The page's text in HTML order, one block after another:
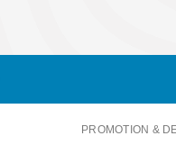
PROMOTION &